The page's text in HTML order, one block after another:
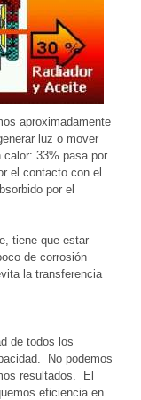
aproximadamente
luz o mover
33% pasa por
el contacto con el
por el
tiene que estar
de corrosión
la transferencia
de todos los
No podemos
resultados. El
eficiencia en